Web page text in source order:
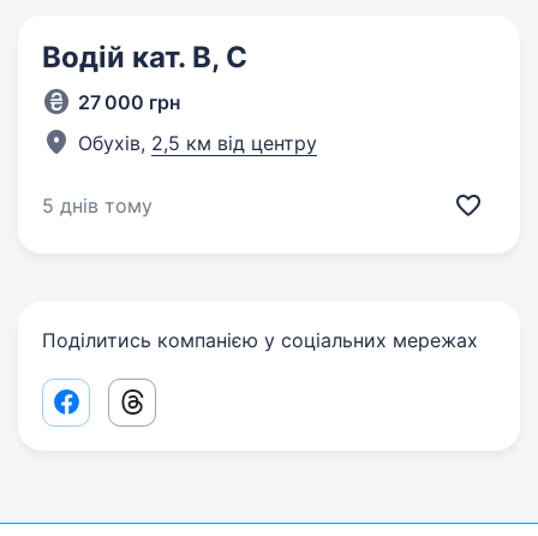
Водій кат. В, С
27 000 грн
Обухів, 2,5 км від центру
5 днів тому
Поділитись компанією у соціальних мережах
Facebook share link
Threads share link